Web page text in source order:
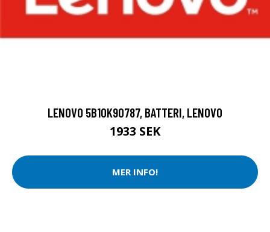
LENOVO 5B10K90787, BATTERI, LENOVO
1933 SEK
MER INFO!